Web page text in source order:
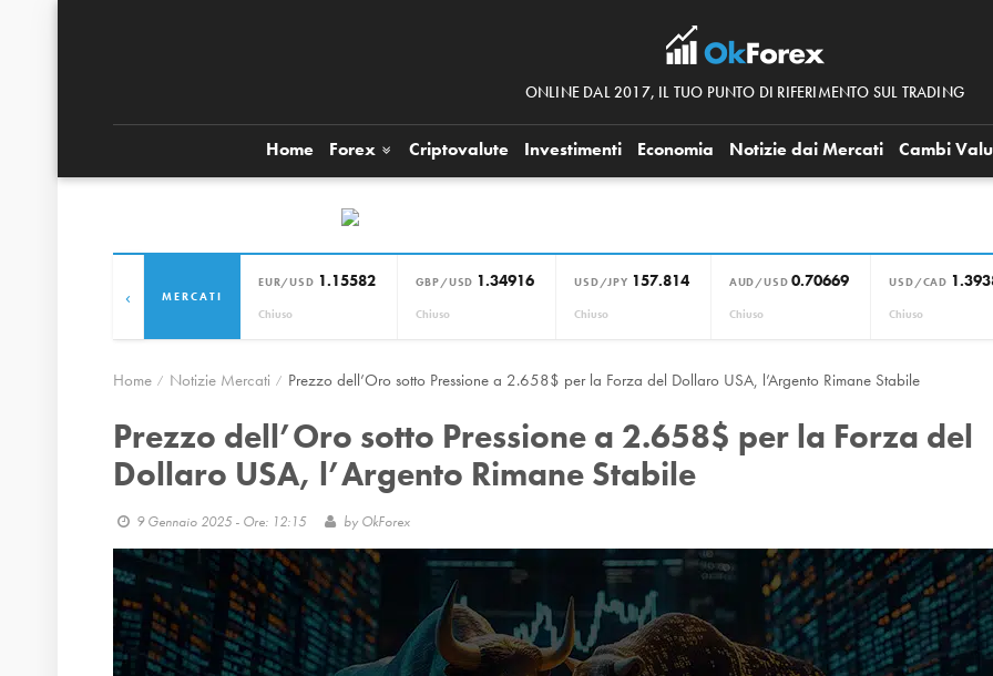
ONLINE DAL 2017, IL TUO PUNTO DI RIFERIMENTO SUL TRADING
Home Forex Criptovalute Investimenti Economia Notizie dai Mercati Cambi
MERCATI
EUR/USD 1.15582
Chiuso
GBP/USD 1.34916
Chiuso
USD/JPY 157.814
Chiuso
AUD/USD 0.70669
Chiuso
USD/CAD
Chiuso
‹
Home Notizie Mercati Prezzo dell’Oro sotto Pressione a 2.658$ per la Forza del Dollaro USA, l’Argento Rimane Stabile
Prezzo dell’Oro sotto Pressione a 2.658$ per la Forza del
Dollaro USA, l’Argento Rimane Stabile
9 Gennaio 2025 - Ore: 12:15 by OkForex